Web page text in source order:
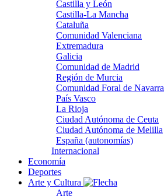
Castilla y León
Castilla-La Mancha
Cataluña
Comunidad Valenciana
Extremadura
Galicia
Comunidad de Madrid
Región de Murcia
Comunidad Foral de Navarra
País Vasco
La Rioja
Ciudad Autónoma de Ceuta
Ciudad Autónoma de Melilla
España (autonomías)
Internacional
Economía
Deportes
Arte y Cultura
Arte